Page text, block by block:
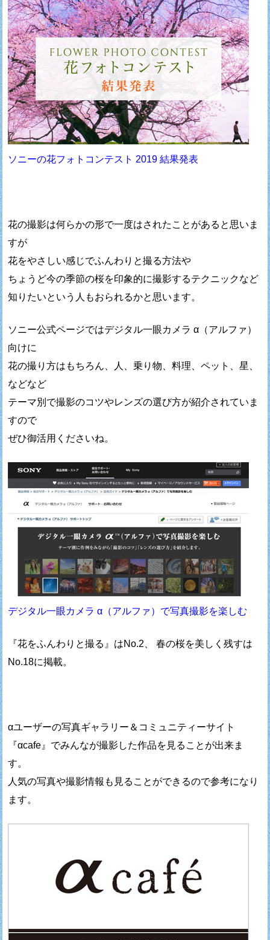
ソニーの花フォトコンテスト 2019 結果発表
花の撮影は何らかの形で一度はされたことがあると思いま
すが
花をやさしい感じでふんわりと撮る方法や
ちょうど今の季節の桜を印象的に撮影するテクニックなど
知りたいという人もおられるかと思います。
ソニー公式ページではデジタル一眼カメラ α（アルファ）
向けに
花の撮り方はもちろん、人、乗り物、料理、ペット、星、
などなど
テーマ別で撮影のコツやレンズの選び方が紹介されていま
すので
ぜひ御活用くださいね。
デジタル一眼カメラ α（アルファ）で写真撮影を楽しむ
『花をふんわりと撮る』はNo.2、 春の桜を美しく残すは
No.18に掲載。
αユーザーの写真ギャラリー＆コミュニティーサイト
『αcafe』でみんなが撮影した作品を見ることが出来ま
す。
人気の写真や撮影情報も見ることができるので参考になり
ます。